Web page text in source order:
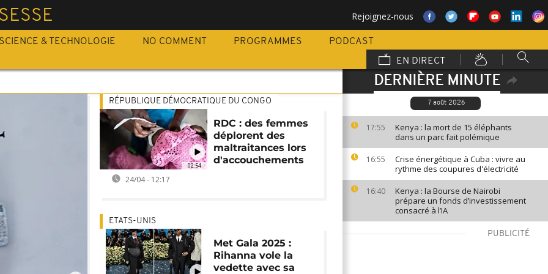
Rejoignez-nous
SCIENCE & TECHNOLOGIE NO COMMENT PROGRAMMES
PODCAST
EN DIRECT
DERNIÈRE MINUTE
7 août 2026
17:55
Kenya : la mort de 15 éléphants
dans un parc fait polémique
16:55
Crise énergétique à Cuba : vivre au
rythme des coupures d'électricité
16:40
Kenya : la Bourse de Nairobi
prépare un fonds d’investissement
consacré à l’IA
PUBLICITÉ
02:54
RÉPUBLIQUE DÉMOCRATIQUE DU CONGO
RDC : des femmes
déplorent des
maltraitances lors
d'accouchements
24/04 - 12:17
ETATS-UNIS
Met Gala 2025 :
Rihanna vole la
vedette avec sa